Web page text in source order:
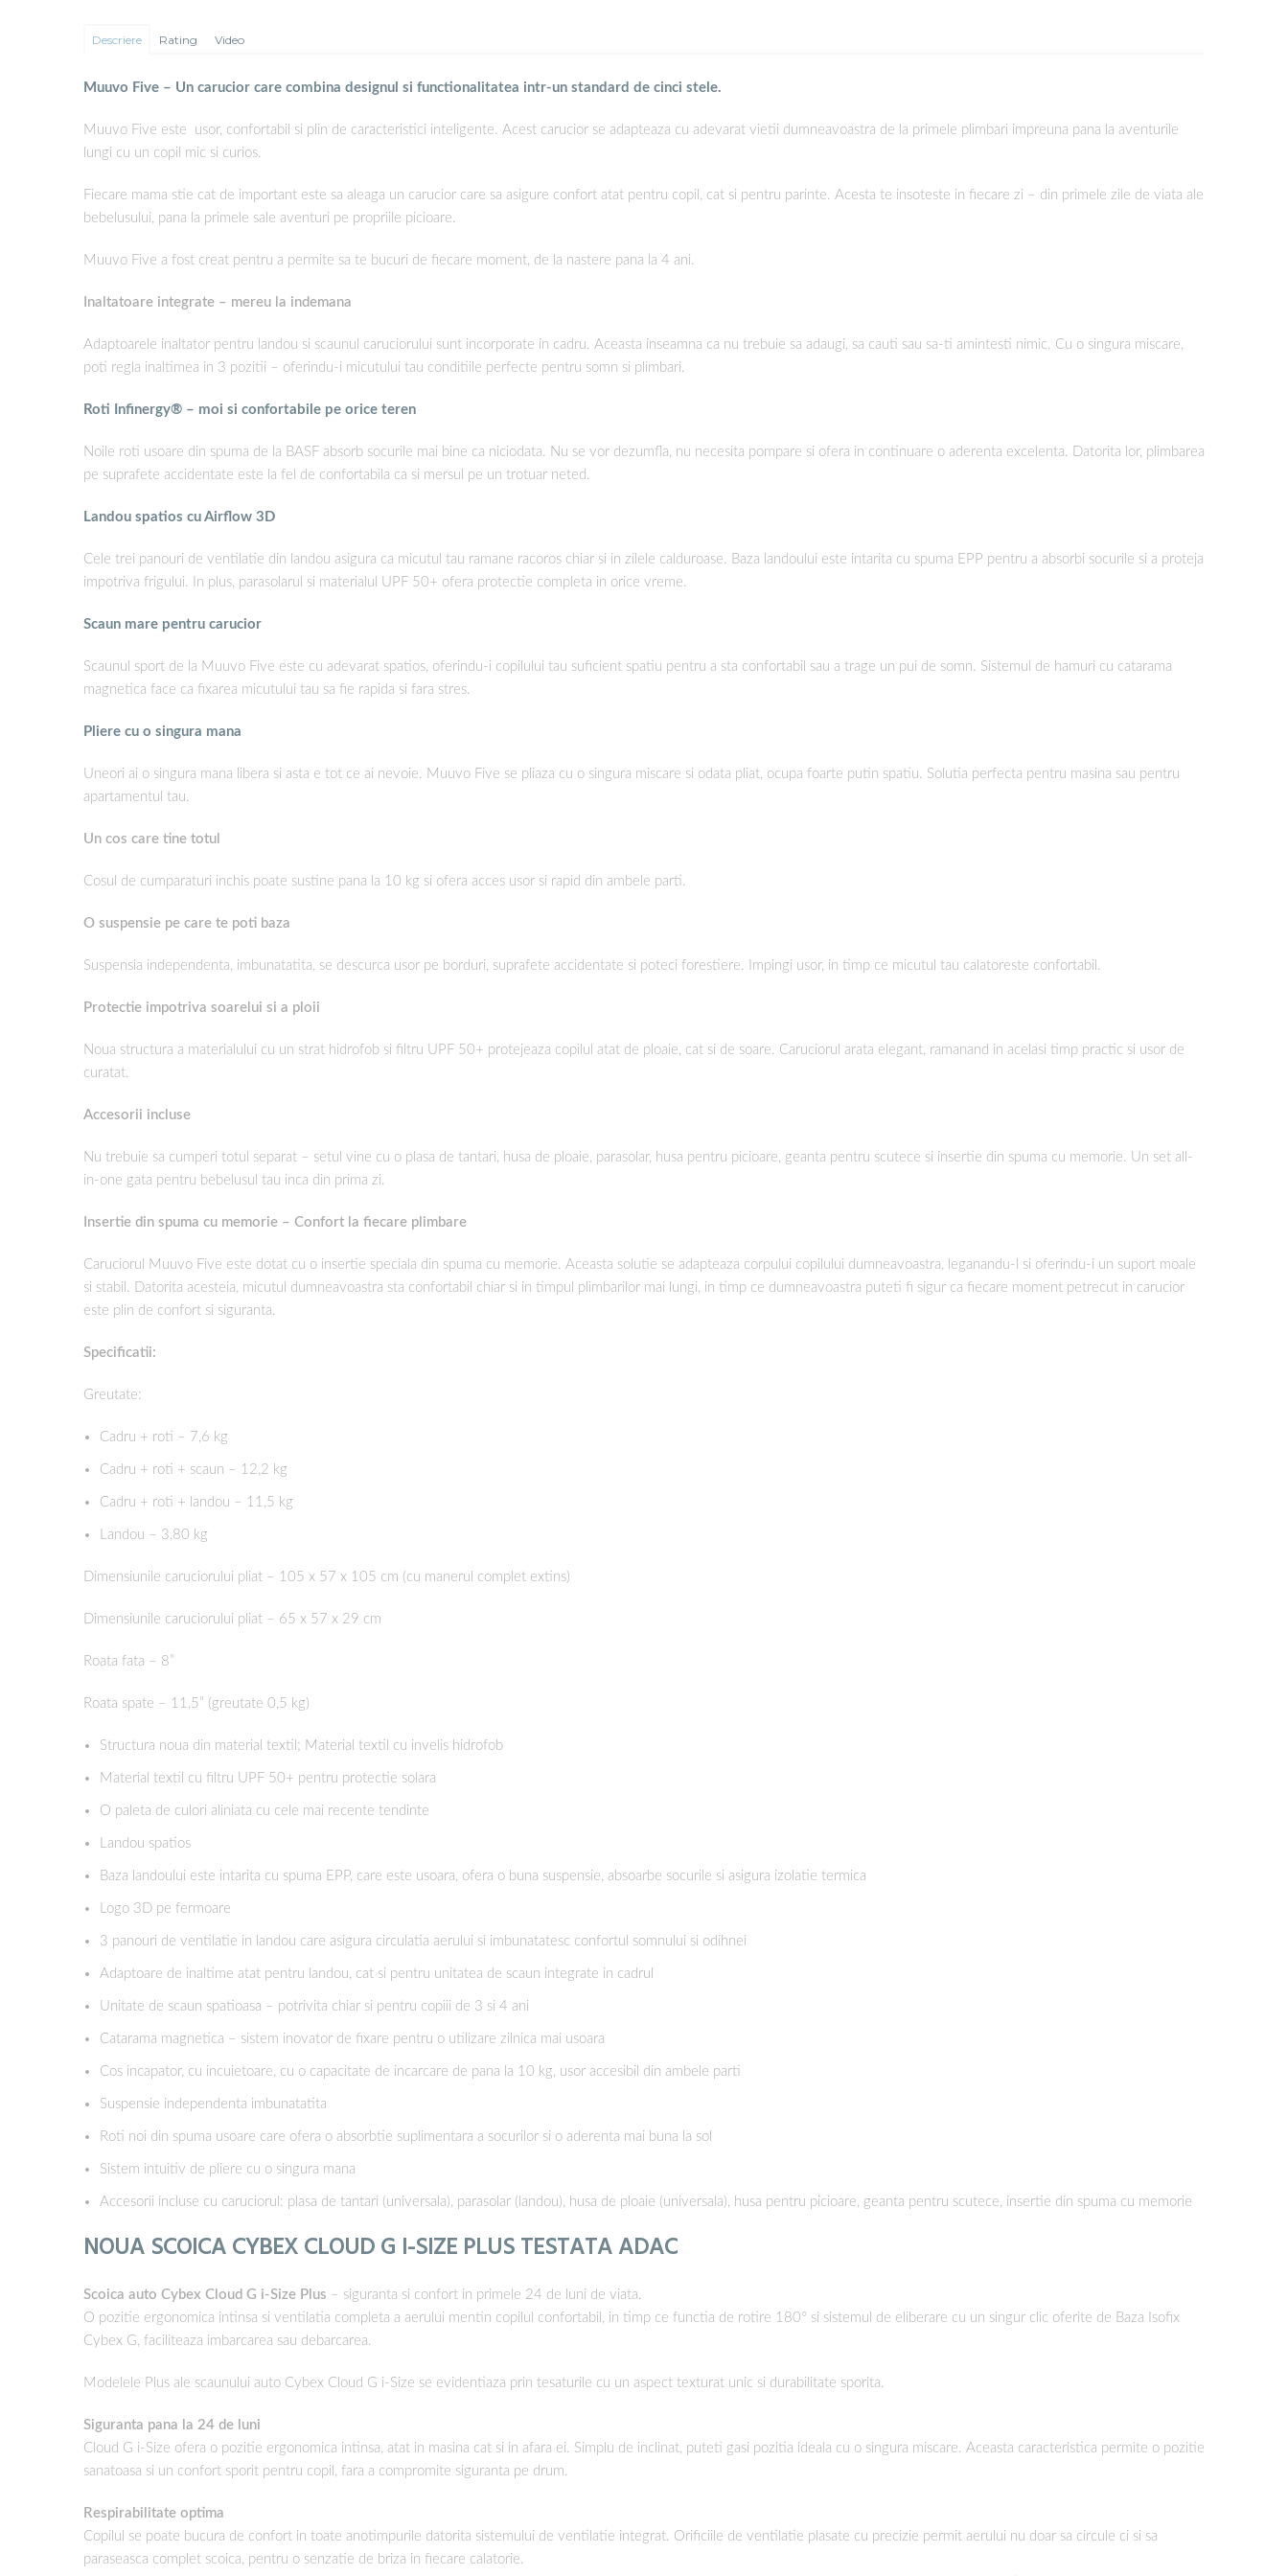
Descriere Rating Video
Muuvo Five – Un carucior care combina designul si functionalitatea intr-un standard de cinci stele.
Muuvo Five este usor, confortabil si plin de caracteristici inteligente. Acest carucior se adapteaza cu adevarat vietii dumneavoastra de la primele plimbari impreuna pana la aventurile
lungi cu un copil mic si curios.
Fiecare mama stie cat de important este sa aleaga un carucior care sa asigure confort atat pentru copil, cat si pentru parinte. Acesta te insoteste in fiecare zi – din primele zile de viata ale
bebelusului, pana la primele sale aventuri pe propriile picioare.
Muuvo Five a fost creat pentru a permite sa te bucuri de fiecare moment, de la nastere pana la 4 ani.
Inaltatoare integrate – mereu la indemana
Adaptoarele inaltator pentru landou si scaunul caruciorului sunt incorporate in cadru. Aceasta inseamna ca nu trebuie sa adaugi, sa cauti sau sa-ti amintesti nimic. Cu o singura miscare,
poti regla inaltimea in 3 pozitii – oferindu-i micutului tau conditiile perfecte pentru somn si plimbari.
Roti Infinergy® – moi si confortabile pe orice teren
Noile roti usoare din spuma de la BASF absorb socurile mai bine ca niciodata. Nu se vor dezumfla, nu necesita pompare si ofera in continuare o aderenta excelenta. Datorita lor, plimbarea
pe suprafete accidentate este la fel de confortabila ca si mersul pe un trotuar neted.
Landou spatios cu Airflow 3D
Cele trei panouri de ventilatie din landou asigura ca micutul tau ramane racoros chiar si in zilele calduroase. Baza landoului este intarita cu spuma EPP pentru a absorbi socurile si a proteja
impotriva frigului. In plus, parasolarul si materialul UPF 50+ ofera protectie completa in orice vreme.
Scaun mare pentru carucior
Scaunul sport de la Muuvo Five este cu adevarat spatios, oferindu-i copilului tau suficient spatiu pentru a sta confortabil sau a trage un pui de somn. Sistemul de hamuri cu catarama
magnetica face ca fixarea micutului tau sa fie rapida si fara stres.
Pliere cu o singura mana
Uneori ai o singura mana libera si asta e tot ce ai nevoie. Muuvo Five se pliaza cu o singura miscare si odata pliat, ocupa foarte putin spatiu. Solutia perfecta pentru masina sau pentru
apartamentul tau.
Un cos care tine totul
Cosul de cumparaturi inchis poate sustine pana la 10 kg si ofera acces usor si rapid din ambele parti.
O suspensie pe care te poti baza
Suspensia independenta, imbunatatita, se descurca usor pe borduri, suprafete accidentate si poteci forestiere. Impingi usor, in timp ce micutul tau calatoreste confortabil.
Protectie impotriva soarelui si a ploii
Noua structura a materialului cu un strat hidrofob si filtru UPF 50+ protejeaza copilul atat de ploaie, cat si de soare. Caruciorul arata elegant, ramanand in acelasi timp practic si usor de
curatat.
Accesorii incluse
Nu trebuie sa cumperi totul separat – setul vine cu o plasa de tantari, husa de ploaie, parasolar, husa pentru picioare, geanta pentru scutece si insertie din spuma cu memorie. Un set all-
in-one gata pentru bebelusul tau inca din prima zi.
Insertie din spuma cu memorie – Confort la fiecare plimbare
Caruciorul Muuvo Five este dotat cu o insertie speciala din spuma cu memorie. Aceasta solutie se adapteaza corpului copilului dumneavoastra, leganandu-l si oferindu-i un suport moale
si stabil. Datorita acesteia, micutul dumneavoastra sta confortabil chiar si in timpul plimbarilor mai lungi, in timp ce dumneavoastra puteti fi sigur ca fiecare moment petrecut in carucior
este plin de confort si siguranta.
Specificatii:
Greutate:
Cadru + roti – 7,6 kg
Cadru + roti + scaun – 12,2 kg
Cadru + roti + landou – 11,5 kg
Landou – 3,80 kg
Dimensiunile caruciorului pliat – 105 x 57 x 105 cm (cu manerul complet extins)
Dimensiunile caruciorului pliat – 65 x 57 x 29 cm
Roata fata – 8”
Roata spate – 11,5” (greutate 0,5 kg)
Structura noua din material textil; Material textil cu invelis hidrofob
Material textil cu filtru UPF 50+ pentru protectie solara
O paleta de culori aliniata cu cele mai recente tendinte
Landou spatios
Baza landoului este intarita cu spuma EPP, care este usoara, ofera o buna suspensie, absoarbe socurile si asigura izolatie termica
Logo 3D pe fermoare
3 panouri de ventilatie in landou care asigura circulatia aerului si imbunatatesc confortul somnului si odihnei
Adaptoare de inaltime atat pentru landou, cat si pentru unitatea de scaun integrate in cadrul
Unitate de scaun spatioasa – potrivita chiar si pentru copiii de 3 si 4 ani
Catarama magnetica – sistem inovator de fixare pentru o utilizare zilnica mai usoara
Cos incapator, cu incuietoare, cu o capacitate de incarcare de pana la 10 kg, usor accesibil din ambele parti
Suspensie independenta imbunatatita
Roti noi din spuma usoare care ofera o absorbtie suplimentara a socurilor si o aderenta mai buna la sol
Sistem intuitiv de pliere cu o singura mana
Accesorii incluse cu caruciorul: plasa de tantari (universala), parasolar (landou), husa de ploaie (universala), husa pentru picioare, geanta pentru scutece, insertie din spuma cu memorie
NOUA SCOICA CYBEX CLOUD G I-SIZE PLUS TESTATA ADAC
Scoica auto Cybex Cloud G i-Size Plus – siguranta si confort in primele 24 de luni de viata.
O pozitie ergonomica intinsa si ventilatia completa a aerului mentin copilul confortabil, in timp ce functia de rotire 180° si sistemul de eliberare cu un singur clic oferite de Baza Isofix
Cybex G, faciliteaza imbarcarea sau debarcarea.
Modelele Plus ale scaunului auto Cybex Cloud G i-Size se evidentiaza prin tesaturile cu un aspect texturat unic si durabilitate sporita.
Siguranta pana la 24 de luni
Cloud G i-Size ofera o pozitie ergonomica intinsa, atat in masina cat si in afara ei. Simplu de inclinat, puteti gasi pozitia ideala cu o singura miscare. Aceasta caracteristica permite o pozitie
sanatoasa si un confort sporit pentru copil, fara a compromite siguranta pe drum.
Respirabilitate optima
Copilul se poate bucura de confort in toate anotimpurile datorita sistemului de ventilatie integrat. Orificiile de ventilatie plasate cu precizie permit aerului nu doar sa circule ci si sa
paraseasca complet scoica, pentru o senzatie de briza in fiecare calatorie.